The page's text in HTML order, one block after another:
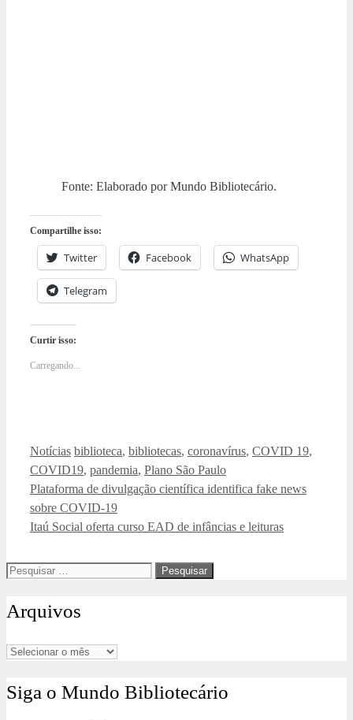
Fonte: Elaborado por Mundo Bibliotecário.
Compartilhe isso:
Twitter Facebook WhatsApp
Telegram
Curtir isso:
Carregando...
Categorias
Notícias Tags
biblioteca, bibliotecas, coronavírus, COVID 19,
COVID19, pandemia, Plano São Paulo
Plataforma de divulgação científica identifica fake news
sobre COVID-19
Itaú Social oferta curso EAD de infâncias e leituras
Pesquisar
Arquivos
Arquivos
Siga o Mundo Bibliotecário